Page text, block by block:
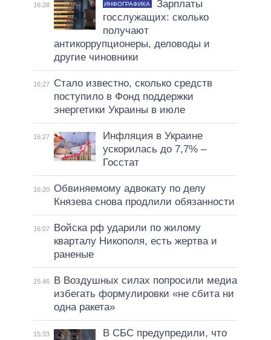
16:28 ИНФОГРАФИКА
Зарплаты
госслужащих: сколько
получают
антикоррупционеры, деловоды и
другие чиновники
16:27
Стало известно, сколько средств
поступило в Фонд поддержки
энергетики Украины в июле
16:27
Инфляция в Украине
ускорилась до 7,7% –
Госстат
16:20 Обвиняемому адвокату по делу
Князева снова продлили обязанности
16:07
Войска рф ударили по жилому
кварталу Никополя, есть жертва и
раненые
15:46
В Воздушных силах попросили медиа
избегать формулировки «не сбита ни
одна ракета»
15:33
В СБС предупредили, что